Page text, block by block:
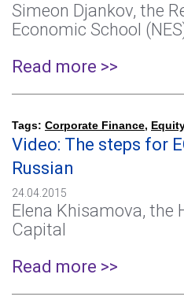
Simeon Djankov, the
Economic School
Read more >>
Tags: Corporate Finance, Equity
Video: The steps for
Russian
24.04.2015
Elena Khisamova, the
Capital
Read more >>